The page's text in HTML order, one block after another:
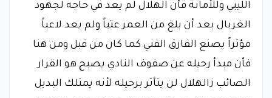
الليبي وللأمانة فأن الهلال لم يعد في حاجه لجهود
الغربال بعد أن بلغ من العمر عتياً ولم يعد لاعباً
مؤثراً يصنع الفارق الفني كما كان من قبل ومن هنا
فأن مبدأ رحيله عن صفوف النادي يصبح هو القرار
الصائب زالهلال لن يتأثر برحيله لأنه يمتلك البديل